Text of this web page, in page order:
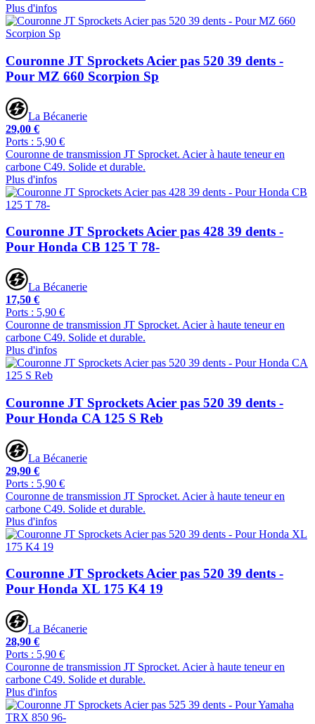
Plus d'infos
Couronne JT Sprockets Acier pas 520 39 dents -
Pour MZ 660 Scorpion Sp
La Bécanerie
29,00 €
Ports : 5,90 €
Couronne de transmission JT Sprocket. Acier à haute teneur en
carbone C49. Solide et durable.
Plus d'infos
Couronne JT Sprockets Acier pas 428 39 dents -
Pour Honda CB 125 T 78-
La Bécanerie
17,50 €
Ports : 5,90 €
Couronne de transmission JT Sprocket. Acier à haute teneur en
carbone C49. Solide et durable.
Plus d'infos
Couronne JT Sprockets Acier pas 520 39 dents -
Pour Honda CA 125 S Reb
La Bécanerie
29,90 €
Ports : 5,90 €
Couronne de transmission JT Sprocket. Acier à haute teneur en
carbone C49. Solide et durable.
Plus d'infos
Couronne JT Sprockets Acier pas 520 39 dents -
Pour Honda XL 175 K4 19
La Bécanerie
28,90 €
Ports : 5,90 €
Couronne de transmission JT Sprocket. Acier à haute teneur en
carbone C49. Solide et durable.
Plus d'infos